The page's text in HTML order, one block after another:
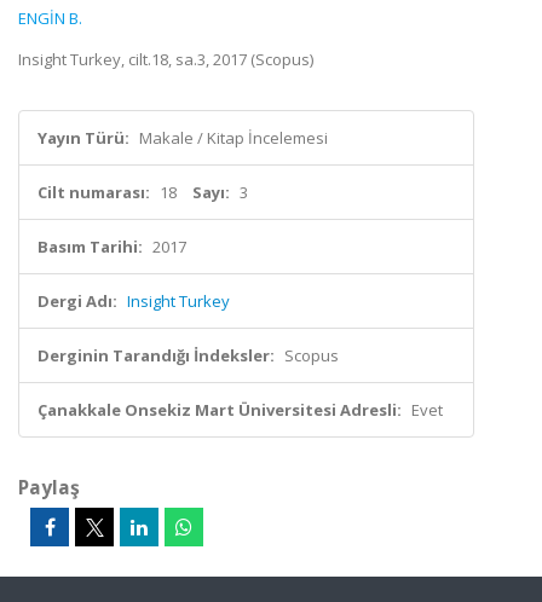
ENGİN B.
Insight Turkey, cilt.18, sa.3, 2017 (Scopus)
Yayın Türü: Makale / Kitap İncelemesi
Cilt numarası: 18 Sayı: 3
Basım Tarihi: 2017
Dergi Adı: Insight Turkey
Derginin Tarandığı İndeksler: Scopus
Çanakkale Onsekiz Mart Üniversitesi Adresli: Evet
Paylaş